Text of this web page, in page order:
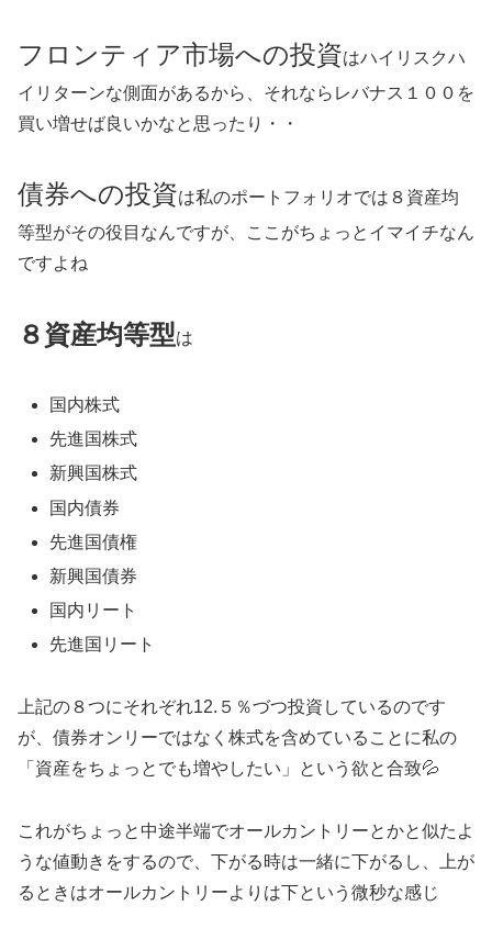
フロンティア市場への投資はハイリスクハ
イリターンな側面があるから、それならレバナス１００を
買い増せば良いかなと思ったり・・
債券への投資は私のポートフォリオでは８資産均
等型がその役目なんですが、ここがちょっとイマイチなん
ですよね
８資産均等型は
国内株式
先進国株式
新興国株式
国内債券
先進国債権
新興国債券
国内リート
先進国リート
上記の８つにそれぞれ12.５％づつ投資しているのです
が、債券オンリーではなく株式を含めていることに私の
「資産をちょっとでも増やしたい」という欲と合致💦
これがちょっと中途半端でオールカントリーとかと似たよ
うな値動きをするので、下がる時は一緒に下がるし、上が
るときはオールカントリーよりは下という微秒な感じ